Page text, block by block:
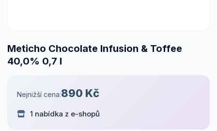
Meticho Chocolate Infusion & Toffee
40,0% 0,7 l
Nejnižší cena:890 Kč
1 nabídka z e-shopů